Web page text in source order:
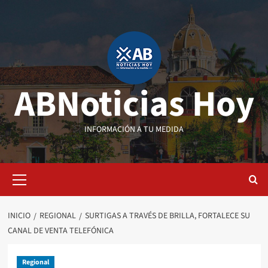
ABNoticias Hoy
INFORMACIÓN A TU MEDIDA
primario
INICIO REGIONAL
SURTIGAS A TRAVÉS DE BRILLA, FORTALECE SU
CANAL DE VENTA TELEFÓNICA
Regional